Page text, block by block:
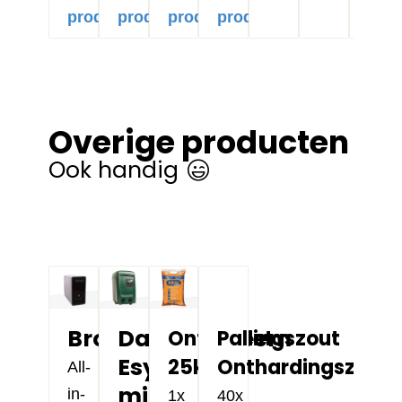
productproductproductproduct
Overige producten
Ook handig
Bronwatersysteem
All-
in-
Dab
Esybox
Onthardingszout
25kg
1x
Pallet
Onthardingszout
40x